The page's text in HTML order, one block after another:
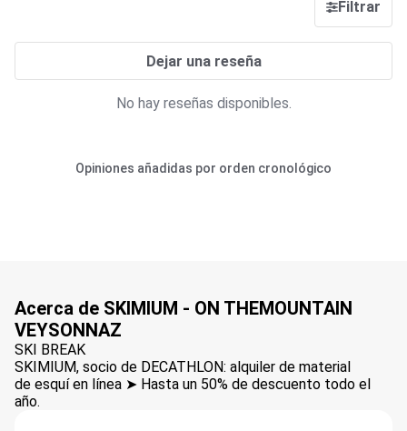
Filtrar
Dejar una reseña
No hay reseñas disponibles.
Opiniones añadidas por orden cronológico
Acerca de SKIMIUM - ON THEMOUNTAIN
VEYSONNAZ
SKI BREAK
SKIMIUM, socio de DECATHLON: alquiler de material
de esquí en línea ➤ Hasta un 50% de descuento todo el
año.